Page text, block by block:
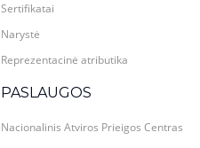
Sertifikatai
Narystė
Reprezentacinė atributika
PASLAUGOS
Nacionalinis Atviros Prieigos Centras